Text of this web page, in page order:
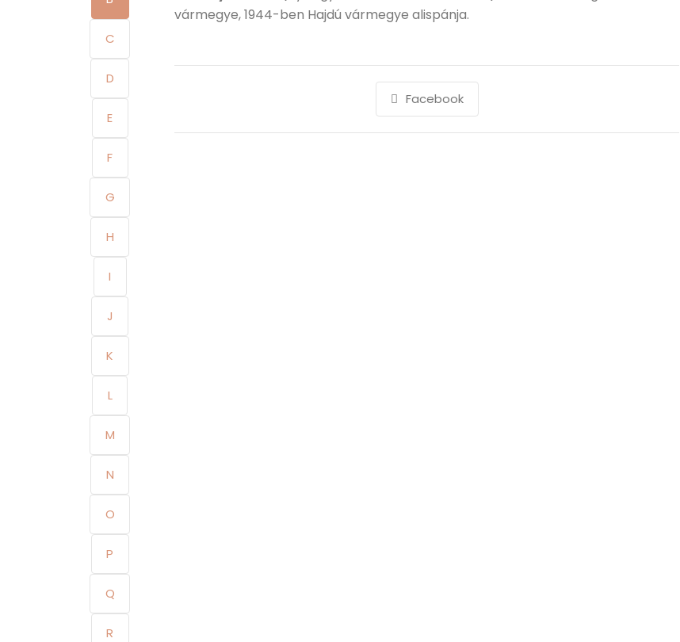
C
D
E
F
G
H
I
J
K
L
M
N
O
P
Q
R
vármegye, 1944-ben Hajdú vármegye alispánja.
Facebook